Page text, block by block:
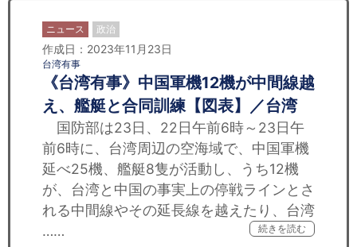
ニュース 政治
作成日：2023年11月23日
台湾有事
《台湾有事》中国軍機12機が中間線越
え、艦艇と合同訓練【図表】／台湾
国防部は23日、22日午前6時～23日午
前6時に、台湾周辺の空海域で、中国軍機
延べ25機、艦艇8隻が活動し、​​うち12機
が、台湾と中国の事実上の停戦ラインとさ
れる中間線やその延長線を越えたり、台湾
……
続きを読む